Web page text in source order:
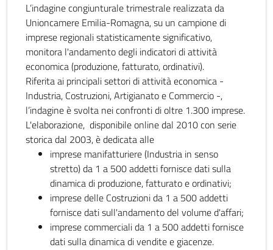
L’indagine congiunturale trimestrale realizzata da
Unioncamere Emilia-Romagna, su un campione di
imprese regionali statisticamente significativo,
monitora l'andamento degli indicatori di attività
economica (produzione, fatturato, ordinativi).
Riferita ai principali settori di attività economica -
Industria, Costruzioni, Artigianato e Commercio -,
l’indagine è svolta nei confronti di oltre 1.300 imprese.
L'elaborazione, disponibile online dal 2010 con serie
storica dal 2003, è dedicata alle
imprese manifatturiere (Industria in senso
stretto) da 1 a 500 addetti fornisce dati sulla
dinamica di produzione, fatturato e ordinativi;
imprese delle Costruzioni da 1 a 500 addetti
fornisce dati sull'andamento del volume d'affari;
imprese commerciali da 1 a 500 addetti fornisce
dati sulla dinamica di vendite e giacenze.